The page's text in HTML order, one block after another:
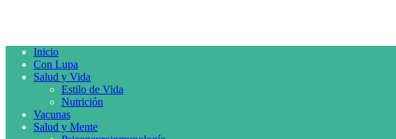
Inicio
Con Lupa
Salud y Vida
Estilo de Vida
Nutrición
Vacunas
Salud y Mente